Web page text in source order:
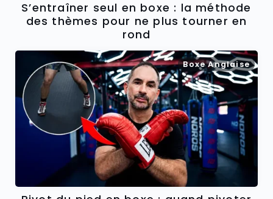
S’entraîner seul en boxe : la méthode
des thèmes pour ne plus tourner en
rond
Boxe Anglaise